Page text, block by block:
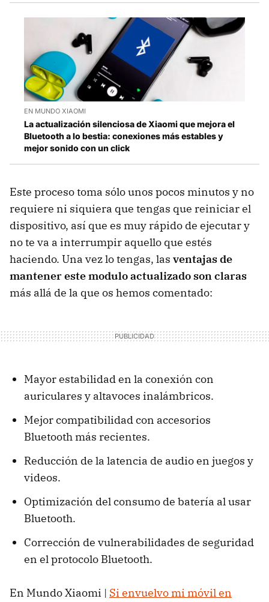
EN MUNDO XIAOMI
La actualización silenciosa de Xiaomi que mejora el
Bluetooth a lo bestia: conexiones más estables y
mejor sonido con un click
Este proceso toma sólo unos pocos minutos y no
requiere ni siquiera que tengas que reiniciar el
dispositivo, así que es muy rápido de ejecutar y
no te va a interrumpir aquello que estés
haciendo. Una vez lo tengas, las ventajas de
mantener este modulo actualizado son claras
más allá de la que os hemos comentado:
Mayor estabilidad en la conexión con
auriculares y altavoces inalámbricos.
Mejor compatibilidad con accesorios
Bluetooth más recientes.
Reducción de la latencia de audio en juegos y
videos.
Optimización del consumo de batería al usar
Bluetooth.
Corrección de vulnerabilidades de seguridad
en el protocolo Bluetooth.
En Mundo Xiaomi | Si envuelvo mi móvil en